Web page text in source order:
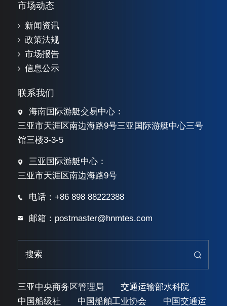
市场动态
新闻资讯
政策法规
市场报告
信息公示
联系我们
海南国际游艇交易中心：
三亚市天涯区南边海路9号三亚国际游艇中心三号
馆三楼3-3-5
三亚国际游艇中心：
三亚市天涯区南边海路9号
电话：+86 898 88222388
邮箱：postmaster@hnmtes.com
三亚中央商务区管理局
交通运输部水科院
中国船级社
中国船舶工业协会 中国交通运